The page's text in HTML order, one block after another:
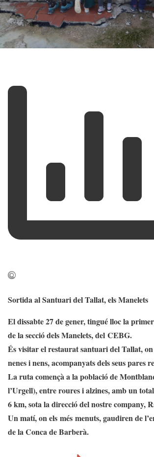
Sortida al Santuari del Tallat, els Manelets
El dissabte 27 de gener, tingué lloc la
de la secció delsManelets, del CEBG.
És visitar el restaurat santuari del Tallat,
nenes i nens, acompanyats dels seus pares
La ruta començà a la població de
l’Urgell), entre roures i alzines, amb un
6 km, sota la direcció del nostre company,
Un matí, on els més menuts, gaudiren de
de la Conca de Barberà.